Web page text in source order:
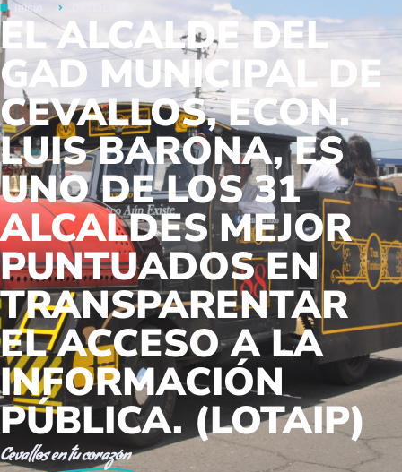
Inicio
EL ALCALDE DEL
GAD MUNICIPAL DE
CEVALLOS, ECON.
LUIS BARONA, ES
UNO DE LOS 31
ALCALDES MEJOR
PUNTUADOS EN
TRANSPARENTAR
EL ACCESO A LA
INFORMACIÓN
PÚBLICA. (LOTAIP)
Cevallosen tu corazón